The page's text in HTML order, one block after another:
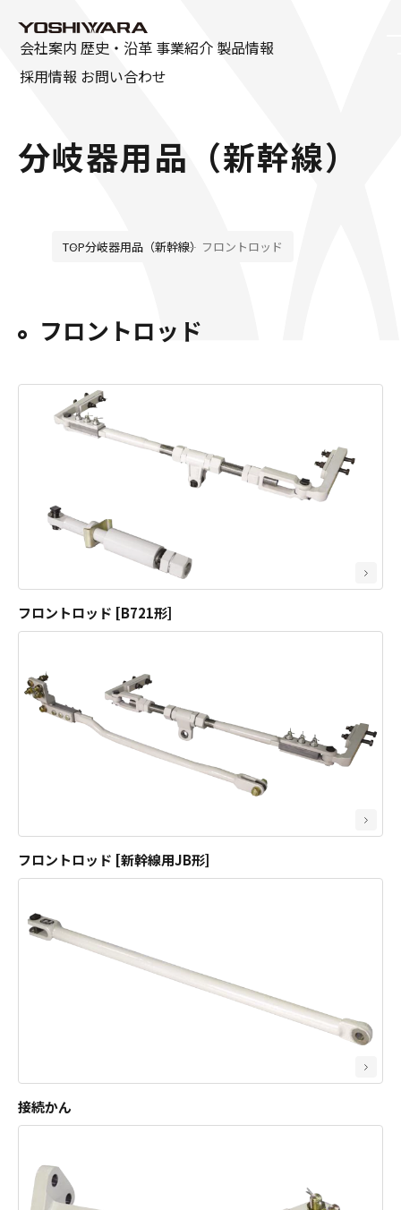
ごあいさつ
SDGsの取り組み
広告特集
製品情報
会社案内 歴史・沿革 事業紹介 製品情報
採用情報 お問い合わせ
分岐器用品（新幹線）
TOP分岐器用品（新幹線） フロントロッド
フロントロッド
フロントロッド [B721形]
フロントロッド [新幹線用JB形]
接続かん